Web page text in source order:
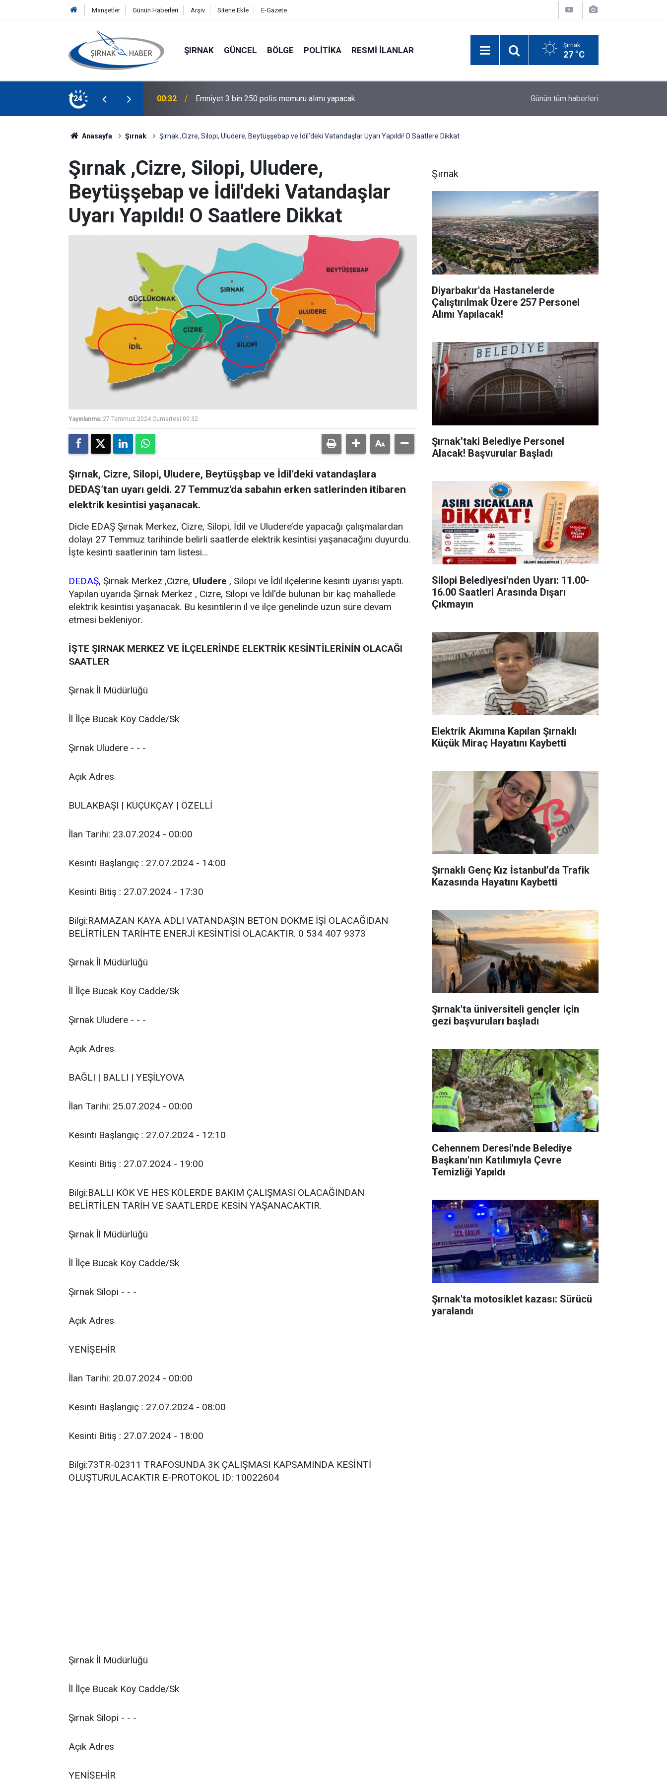
Manşetler Günün Haberleri Arşiv Sitene Ekle E-Gazete
ŞIRNAK GÜNCEL BÖLGE POLITIKA RESMI İLANLAR Şırnak
27 °C
24 00:30 Çağlı Ailesinin Acı Günü Şırnak’taki Belediye Personel Alacak!
Günün tüm haberleri
Anasayfa Şırnak Şırnak ,Cizre, Silopi, Uludere, Beytüşşebap ve İdil'deki Vatandaşlar Uyarı Yapıldı! O Saatlere Dikkat
Şırnak ,Cizre, Silopi, Uludere,
Beytüşşebap ve İdil'deki Vatandaşlar
Uyarı Yapıldı! O Saatlere Dikkat
Yayınlanma: 27 Temmuz 2024 Cumartesi 00:32
Şırnak, Cizre, Silopi, Uludere, Beytüşşbap ve İdil’deki vatandaşlara
DEDAŞ’tan uyarı geldi. 27 Temmuz'da sabahın erken satlerinden itibaren
elektrik kesintisi yaşanacak.
Dicle EDAŞ Şırnak Merkez, Cizre, Silopi, İdil ve Uludere’de yapacağı çalışmalardan
dolayı 27 Temmuz tarihinde belirli saatlerde elektrik kesintisi yaşanacağını duyurdu.
İşte kesinti saatlerinin tam listesi...
DEDAŞ, Şırnak Merkez ,Cizre, Uludere , Silopi ve İdil ilçelerine kesinti uyarısı yaptı.
Yapılan uyarıda Şırnak Merkez , Cizre, Silopi ve İdil'de bulunan bir kaç mahallede
elektrik kesintisi yaşanacak. Bu kesintilerin il ve ilçe genelinde uzun süre devam
etmesi bekleniyor.
İŞTE ŞIRNAK MERKEZ VE İLÇELERİNDE ELEKTRİK KESİNTİLERİNİN OLACAĞI
SAATLER
Şırnak İl Müdürlüğü
İl İlçe Bucak Köy Cadde/Sk
Şırnak Uludere - - -
Açık Adres
BULAKBAŞI | KÜÇÜKÇAY | ÖZELLİ
İlan Tarihi: 23.07.2024 - 00:00
Kesinti Başlangıç : 27.07.2024 - 14:00
Kesinti Bitiş : 27.07.2024 - 17:30
Bilgi:RAMAZAN KAYA ADLI VATANDAŞIN BETON DÖKME İŞİ OLACAĞIDAN
BELİRTİLEN TARİHTE ENERJİ KESİNTİSİ OLACAKTIR. 0 534 407 9373
Şırnak İl Müdürlüğü
İl İlçe Bucak Köy Cadde/Sk
Şırnak Uludere - - -
Açık Adres
BAĞLI | BALLI | YEŞİLYOVA
İlan Tarihi: 25.07.2024 - 00:00
Kesinti Başlangıç : 27.07.2024 - 12:10
Kesinti Bitiş : 27.07.2024 - 19:00
Bilgi:BALLI KÖK VE HES KÖLERDE BAKIM ÇALIŞMASI OLACAĞINDAN
BELİRTİLEN TARİH VE SAATLERDE KESİN YAŞANACAKTIR.
Şırnak İl Müdürlüğü
İl İlçe Bucak Köy Cadde/Sk
Şırnak Silopi - - -
Açık Adres
YENİŞEHİR
İlan Tarihi: 20.07.2024 - 00:00
Kesinti Başlangıç : 27.07.2024 - 08:00
Kesinti Bitiş : 27.07.2024 - 18:00
Bilgi:73TR-02311 TRAFOSUNDA 3K ÇALIŞMASI KAPSAMINDA KESİNTİ
OLUŞTURULACAKTIR E-PROTOKOL ID: 10022604
Şırnak İl Müdürlüğü
İl İlçe Bucak Köy Cadde/Sk
Şırnak Silopi - - -
Açık Adres
YENİŞEHİR
Şırnak
Diyarbakır'da Hastanelerde
Çalıştırılmak Üzere 257 Personel
Alımı Yapılacak!
Şırnak’taki Belediye Personel
Alacak! Başvurular Başladı
Silopi Belediyesi'nden Uyarı: 11.00-
16.00 Saatleri Arasında Dışarı
Çıkmayın
Elektrik Akımına Kapılan Şırnaklı
Küçük Miraç Hayatını Kaybetti
Şırnaklı Genç Kız İstanbul’da Trafik
Kazasında Hayatını Kaybetti
Şırnak'ta üniversiteli gençler için
gezi başvuruları başladı
Cehennem Deresi'nde Belediye
Başkanı'nın Katılımıyla Çevre
Temizliği Yapıldı
Şırnak'ta motosiklet kazası: Sürücü
yaralandı